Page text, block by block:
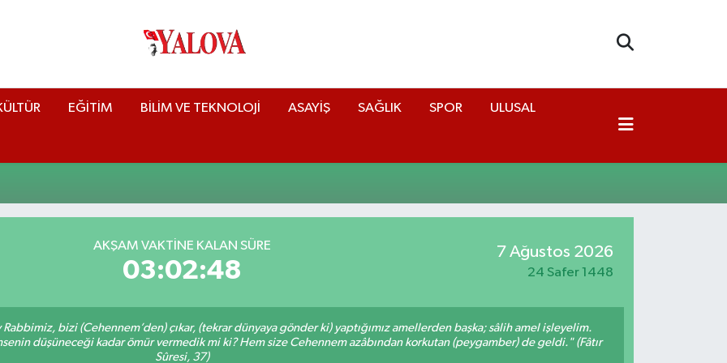
EĞİTİM BİLİM VE TEKNOLOJİ ASAYİŞ SAĞLIK SPOR ULUSAL
AKŞAM VAKTİNE KALAN SÜRE
03:02:47
7 Ağustos 2026
24 Safer 1448
bizi (Cehennem’den) çıkar, (tekrar dünyaya gönder ki) yaptığımız amellerden başka; sâlih amel işleyelim.
düşüneceği kadar ömür vermedik mi ki? Hem size Cehennem azâbından korkutan (peygamber) de geldi." (Fâtır
Sûresi, 37)